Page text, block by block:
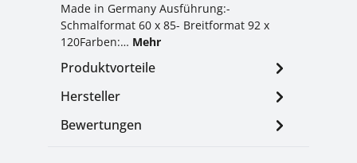
Made in Germany Ausführung:-
Schmalformat 60 x 85- Breitformat 92 x
120Farben:… Mehr
Produktvorteile
Hersteller
Bewertungen